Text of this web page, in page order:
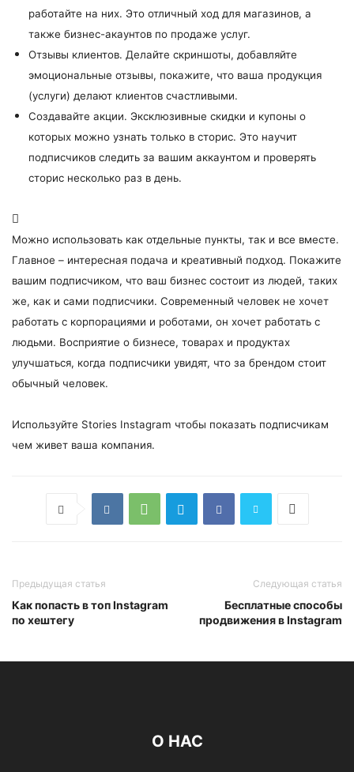
работайте на них. Это отличный ход для магазинов, а
также бизнес-акаунтов по продаже услуг.
Отзывы клиентов. Делайте скриншоты, добавляйте
эмоциональные отзывы, покажите, что ваша продукция
(услуги) делают клиентов счастливыми.
Создавайте акции. Эксклюзивные скидки и купоны о
которых можно узнать только в сторис. Это научит
подписчиков следить за вашим аккаунтом и проверять
сторис несколько раз в день.
Можно использовать как отдельные пункты, так и все вместе.
Главное – интересная подача и креативный подход. Покажите
вашим подписчиком, что ваш бизнес состоит из людей, таких
же, как и сами подписчики. Современный человек не хочет
работать с корпорациями и роботами, он хочет работать с
людьми. Восприятие о бизнесе, товарах и продуктах
улучшаться, когда подписчики увидят, что за брендом стоит
обычный человек.
Используйте Stories Instagram чтобы показать подписчикам
чем живет ваша компания.
Предыдущая статья
Как попасть в топ Instagram
по хештегу
Следующая статья
Бесплатные способы
продвижения в Instagram
О НАС